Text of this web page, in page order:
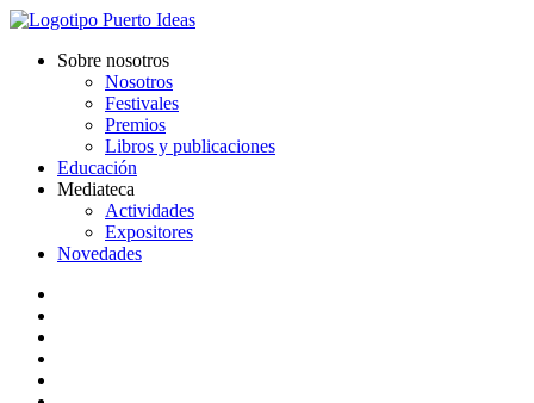
Sobre nosotros
Nosotros
Festivales
Premios
Libros y publicaciones
Educación
Mediateca
Actividades
Expositores
Novedades